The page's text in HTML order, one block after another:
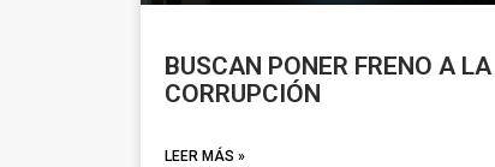
BUSCAN PONER FRENO A LA
CORRUPCIÓN
LEER MÁS »